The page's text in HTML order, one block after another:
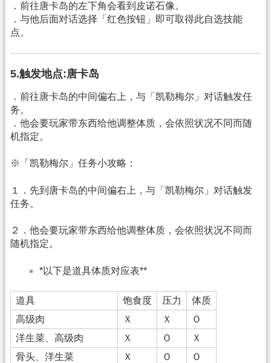
．前往唐卡岛的左下角会看到皮诺石像。
．与他后面对话选择「红色按钮」即可取得此自选技能
点。
5.触发地点:唐卡岛
．前往唐卡岛的中间偏右上，与「凯勒梅尔」对话触发任
务。
．他会要玩家带东西给他调整体质，会依照状况不同而随
机指定。
※「凯勒梅尔」任务小攻略：
１．先到唐卡岛的中间偏右上，与「凯勒梅尔」对话触发
任务。
２．他会要玩家带东西给他调整体质，会依照状况不同而
随机指定。
*以下是道具体质对应表**
道具 饱食度 压力
体质
高级肉
Ｘ Ｘ
Ｏ
洋生菜、高级肉
Ｘ Ｏ
Ｘ
骨头、洋生菜
Ｘ Ｏ
Ｏ